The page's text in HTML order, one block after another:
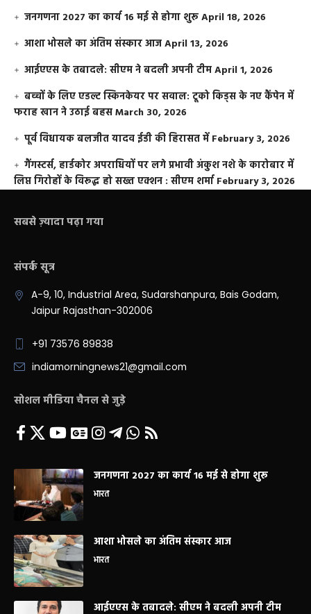
जनगणना 2027 का कार्य 16 मई से होगा शुरूApril 18, 2026
आशा भोसले का अंतिम संस्कार आजApril 13, 2026
आईएएस के तबादले: सीएम ने बदली अपनी टीमApril 1, 2026
बच्चों के लिए एडल्ट स्किनकेयर पर सवाल: टूको किड्स के नए कैंपेन में
फराह खान ने उठाई बहसMarch 30, 2026
पूर्व विधायक बलजीत यादव ईडी की हिरासत में February 3, 2026
गैंगस्टर्स, हार्डकोर अपराधियों पर लगे प्रभावी अंकुश नशे के कारोबार में
लिप्त गिरोहों के विरूद्ध हो सख्त एक्शन : सीएम शर्मा February 3, 2026
सबसे ज़्यादा पढ़ा गया
संपर्क सूत्र
A-9, 10, Industrial Area, Sudarshanpura, Bais Godam,
Jaipur Rajasthan-302006
+91 73576 89838
indiamorningnews21@gmail.com
सोशल मीडिया चैनल से जुड़े
जनगणना 2027 का कार्य 16 मई से होगा शुरू
भारत
आशा भोसले का अंतिम संस्कार आज
भारत
आईएएस के तबादले: सीएम ने बदली अपनी टीम